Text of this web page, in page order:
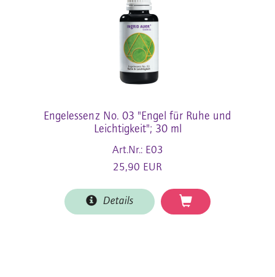
Engelessenz No. 03 "Engel für Ruhe und
Leichtigkeit"; 30 ml
Art.Nr.: E03
25,90 EUR
Details